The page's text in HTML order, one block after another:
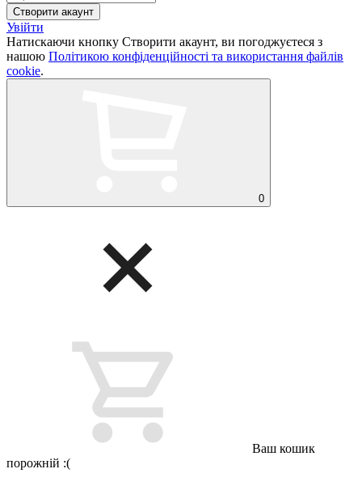
Увійти
Натискаючи кнопку Створити акаунт, ви погоджуєтеся з
нашою Політикою конфіденційності та використання файлів
cookie.
0
Ваш кошик
порожній :(